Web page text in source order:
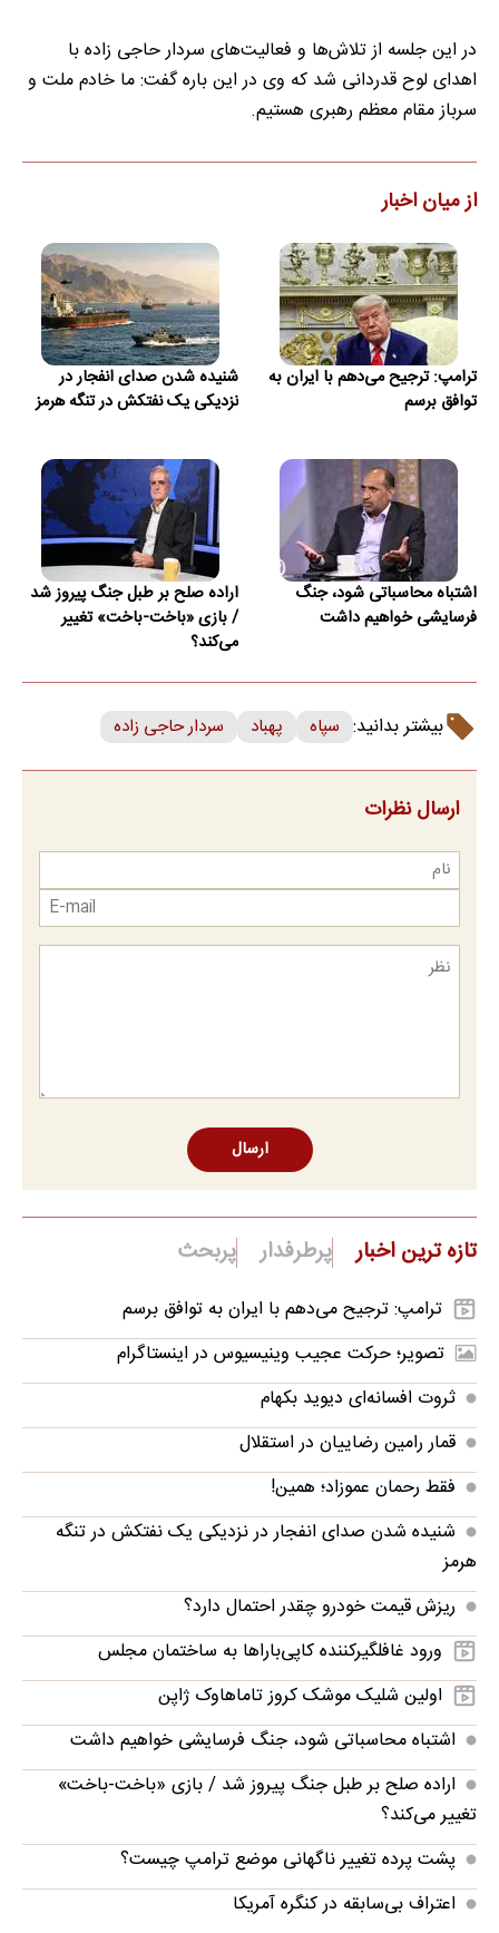
در این جلسه از تلاش‌ها و فعالیت‌های سردار حاجی زاده با
اهدای لوح قدردانی شد که وی در این باره گفت: ما خادم ملت و
سرباز مقام معظم رهبری هستیم.
از میان اخبار
ترامپ: ترجیح می‌دهم با ایران به
توافق برسم
شنیده شدن صدای انفجار در
نزدیکی یک نفتکش در تنگه هرمز
اشتباه محاسباتی شود، جنگ
فرسایشی خواهیم داشت
اراده صلح بر طبل جنگ پیروز شد
/ بازی «باخت-باخت» تغییر
می‌کند؟
بیشتر بدانید: سپاه پهباد سردار حاجی زاده
ارسال نظرات
ارسال
تازه ترین اخبار پرطرفدار پربحث
ترامپ: ترجیح می‌دهم با ایران به توافق برسم
تصویر؛ حرکت عجیب وینیسیوس در اینستاگرام
ثروت افسانه‌‌ای دیوید بکهام
قمار رامین رضاییان در استقلال
فقط رحمان عموزاد؛ همین!
شنیده شدن صدای انفجار در نزدیکی یک نفتکش در تنگه
هرمز
ریزش قیمت خودرو چقدر احتمال دارد؟
ورود غافلگیرکننده کاپی‌باراها به ساختمان مجلس
اولین شلیک موشک کروز تاماهاوک ژاپن
اشتباه محاسباتی شود، جنگ فرسایشی خواهیم داشت
اراده صلح بر طبل جنگ پیروز شد / بازی «باخت-باخت»
تغییر می‌کند؟
پشت پرده تغییر ناگهانی موضع ترامپ چیست؟
اعتراف بی‌سابقه در کنگره آمریکا